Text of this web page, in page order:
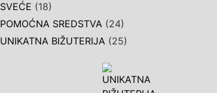
SVEĆE (18)
POMOĆNA SREDSTVA (24)
UNIKATNA BIŽUTERIJA (25)